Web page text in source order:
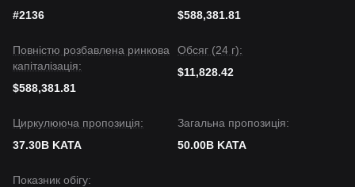
#2136
$588,381.81
Повністю розбавлена ринкова
капіталізація:
$588,381.81
Обсяг (24 г):
$11,828.42
Циркулююча пропозиція:
37.30B KATA
Загальна пропозиція:
50.00B KATA
Показник обігу: